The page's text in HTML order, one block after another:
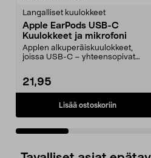
Langalliset kuulokkeet
Apple EarPods USB-C
Kuulokkeet ja mikrofoni
Applen alkuperäiskuulokkeet,
joissa USB-C – yhteensopivat
21,95
Lisää ostoskoriin